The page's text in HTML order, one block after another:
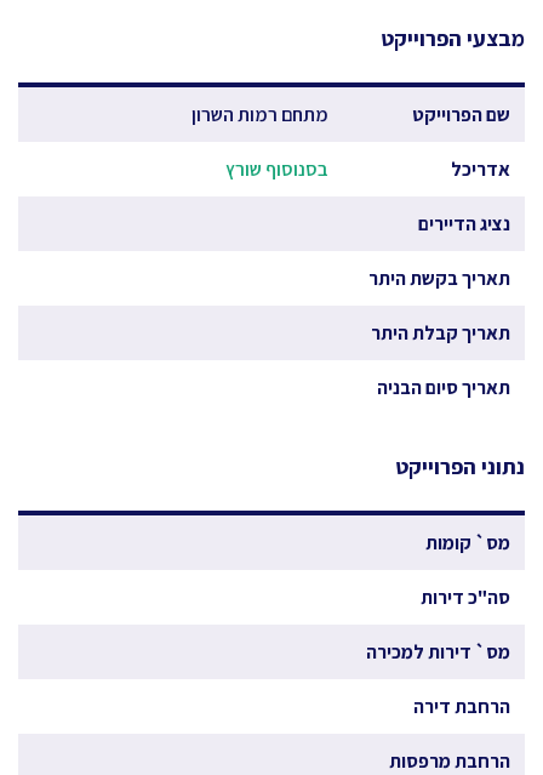
מבצעי הפרוייקט
שם הפרוייקט מתחם רמות השרון
אדריכל בסנוסוף שורץ
נציג הדיירים
תאריך בקשת היתר
תאריך קבלת היתר
תאריך סיום הבניה
נתוני הפרוייקט
מס` קומות
סה"כ דירות
מס` דירות למכירה
הרחבת דירה
הרחבת מרפסות